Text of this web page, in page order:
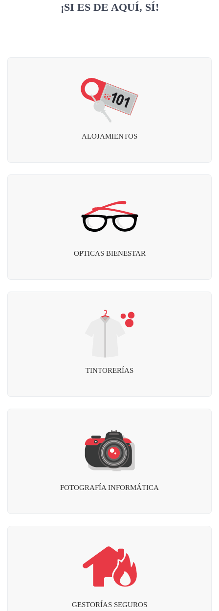
¡SI ES DE AQUÍ, SÍ!
ALOJAMIENTOS
OPTICAS BIENESTAR
TINTORERÍAS
FOTOGRAFÍA INFORMÁTICA
GESTORÍAS SEGUROS